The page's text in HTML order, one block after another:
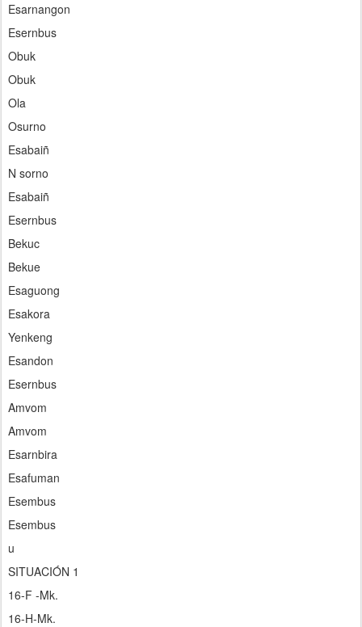
Esarnangon
Esernbus
Obuk
Obuk
Ola
Osurno
Esabaiñ
N sorno
Esabaiñ
Esernbus
Bekuc
Bekue
Esaguong
Esakora
Yenkeng
Esandon
Esernbus
Amvom
Amvom
Esarnbira
Esafuman
Esembus
Esembus
u
SITUACIÓN 1
16-F -Mk.
16-H-Mk.